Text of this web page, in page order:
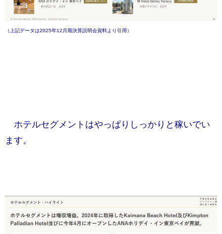
（上記データは2025年12月期決算説明会資料より引用）
ホテルセグメントはやっぱりしっかりと稼いでい
ます。